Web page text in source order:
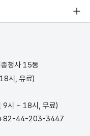
청사 15동
시, 유료)
9시 ~ 18시, 무료)
44-203-3447